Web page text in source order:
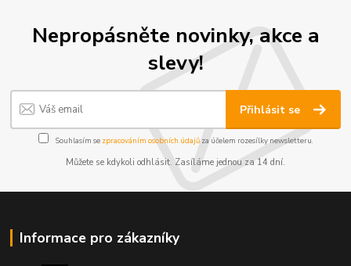
Nepropásněte novinky, akce a
slevy!
Přihlásit se
Souhlasím se zpracováním osobních údajůza účelem rozesílky newsletteru.
Můžete se kdykoli odhlásit. Zasíláme jednou za 14 dní.
Informace pro zákazníky